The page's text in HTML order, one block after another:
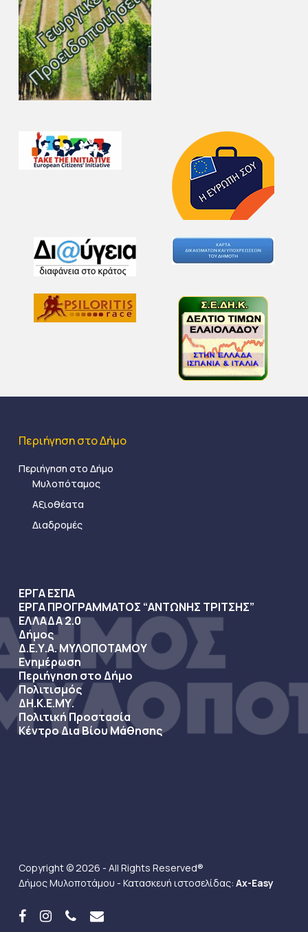
Περιήγηση στο Δήμο
Περιήγηση στο Δήμο
Μυλοπόταμος
Αξιοθέατα
Διαδρομές
ΕΡΓΑ ΕΣΠΑ
ΕΡΓΑ ΠΡΟΓΡΑΜΜΑΤΟΣ “ΑΝΤΩΝΗΣ ΤΡΙΤΣΗΣ”
ΕΛΛΑΔΑ 2.0
Δήμος
Δ.Ε.Υ.Α. ΜΥΛΟΠΟΤΑΜΟΥ
Ενημέρωση
Περιήγηση στο Δήμο
Πολιτισμός
ΔΗ.Κ.Ε.ΜΥ.
Πολιτική Προστασία
Κέντρο Δια Βίου Μάθησης
Copyright © 2026 - All Rights Reserved®
Δήμος Μυλοποτάμου - Κατασκευή ιστοσελίδας: Ax-Easy
facebookinstagramphoneemail